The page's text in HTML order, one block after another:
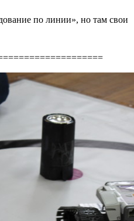
по линии», но там свои